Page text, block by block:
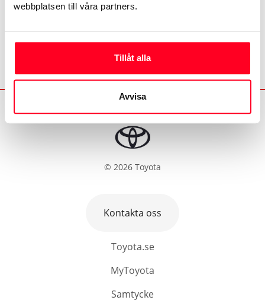
webbplatsen till våra partners.
Tillåt alla
Avvisa
Ladda ner
© 2026 Toyota
Toyota.se
MyToyota
Samtycke
Kontakta oss